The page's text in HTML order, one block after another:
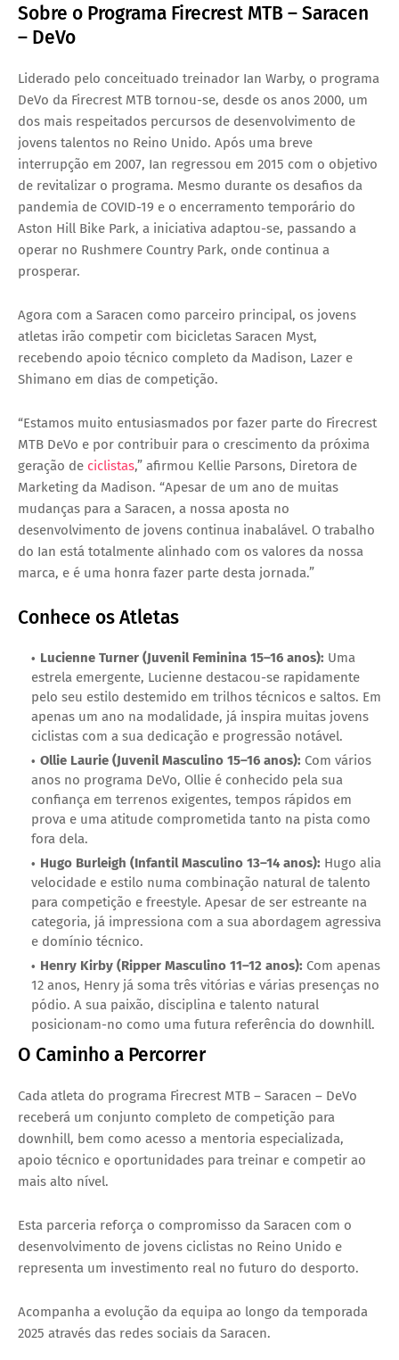
Sobre o Programa Firecrest MTB – Saracen
– DeVo
Liderado pelo conceituado treinador Ian Warby, o programa
DeVo da Firecrest MTB tornou-se, desde os anos 2000, um
dos mais respeitados percursos de desenvolvimento de
jovens talentos no Reino Unido. Após uma breve
interrupção em 2007, Ian regressou em 2015 com o objetivo
de revitalizar o programa. Mesmo durante os desafios da
pandemia de COVID-19 e o encerramento temporário do
Aston Hill Bike Park, a iniciativa adaptou-se, passando a
operar no Rushmere Country Park, onde continua a
prosperar.
Agora com a Saracen como parceiro principal, os jovens
atletas irão competir com bicicletas Saracen Myst,
recebendo apoio técnico completo da Madison, Lazer e
Shimano em dias de competição.
“Estamos muito entusiasmados por fazer parte do Firecrest
MTB DeVo e por contribuir para o crescimento da próxima
geração de ciclistas,” afirmou Kellie Parsons, Diretora de
Marketing da Madison. “Apesar de um ano de muitas
mudanças para a Saracen, a nossa aposta no
desenvolvimento de jovens continua inabalável. O trabalho
do Ian está totalmente alinhado com os valores da nossa
marca, e é uma honra fazer parte desta jornada.”
Conhece os Atletas
Lucienne Turner (Juvenil Feminina 15–16 anos): Uma
estrela emergente, Lucienne destacou-se rapidamente
pelo seu estilo destemido em trilhos técnicos e saltos. Em
apenas um ano na modalidade, já inspira muitas jovens
ciclistas com a sua dedicação e progressão notável.
Ollie Laurie (Juvenil Masculino 15–16 anos): Com vários
anos no programa DeVo, Ollie é conhecido pela sua
confiança em terrenos exigentes, tempos rápidos em
prova e uma atitude comprometida tanto na pista como
fora dela.
Hugo Burleigh (Infantil Masculino 13–14 anos): Hugo alia
velocidade e estilo numa combinação natural de talento
para competição e freestyle. Apesar de ser estreante na
categoria, já impressiona com a sua abordagem agressiva
e domínio técnico.
Henry Kirby (Ripper Masculino 11–12 anos): Com apenas
12 anos, Henry já soma três vitórias e várias presenças no
pódio. A sua paixão, disciplina e talento natural
posicionam-no como uma futura referência do downhill.
O Caminho a Percorrer
Cada atleta do programa Firecrest MTB – Saracen – DeVo
receberá um conjunto completo de competição para
downhill, bem como acesso a mentoria especializada,
apoio técnico e oportunidades para treinar e competir ao
mais alto nível.
Esta parceria reforça o compromisso da Saracen com o
desenvolvimento de jovens ciclistas no Reino Unido e
representa um investimento real no futuro do desporto.
Acompanha a evolução da equipa ao longo da temporada
2025 através das redes sociais da Saracen.